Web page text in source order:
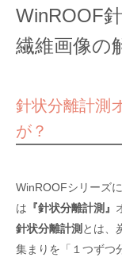
WinROOF
繊維画像の
針状分離計測
が？
WinROOFシリーズ
は 『針状分離計測』
針状分離計測 とは、
集まりを「１つずつ